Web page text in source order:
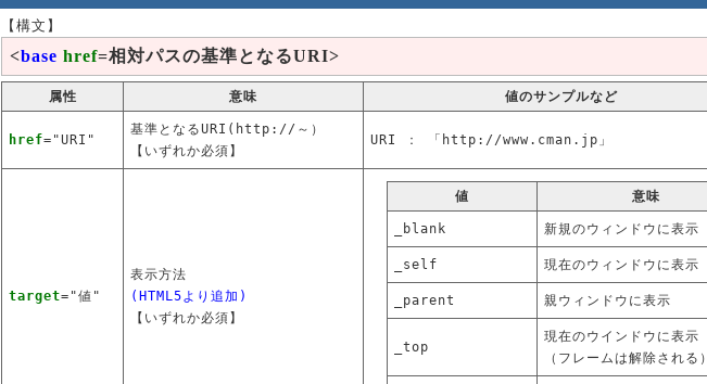
【構文】
<base href=相対パスの基準となるURI>
属性 意味 値のサンプルなど
href="URI"
基準となるURI(http://～）
【いずれか必須】
URI ： 「http://www.cman.jp」
target="値"
表示方法
(HTML5より追加)
【いずれか必須】
値 意味
_blank 新規のウィンドウに表示
_self 現在のウィンドウに表示
_parent 親ウィンドウに表示
_top
現在のウインドウに表示
（フレームは解除される）